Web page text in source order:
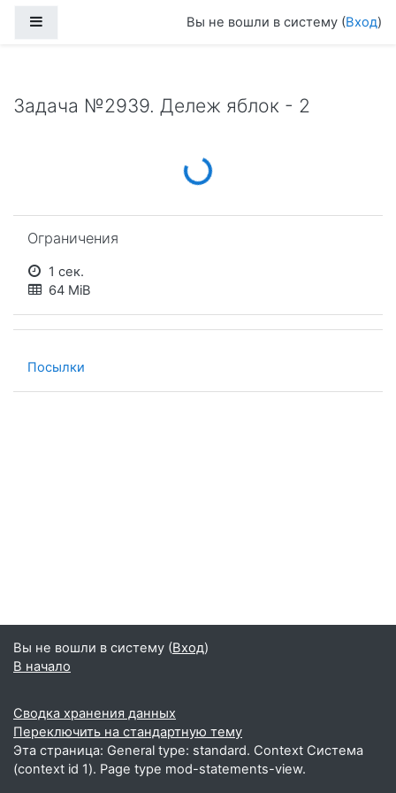
Вы не вошли в систему (Вход)
Задача №2939. Дележ яблок - 2
Loading...
Ограничения
1 сек.
64 MiB
Посылки
Вы не вошли в систему (Вход)
В начало
Сводка хранения данных
Переключить на стандартную тему
Эта страница: General type: standard. Context Система
(context id 1). Page type mod-statements-view.